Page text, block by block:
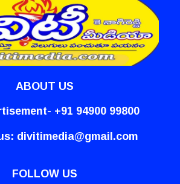
ABOUT US
+91 94900 99800
divitimedia@gmail.com
FOLLOW US